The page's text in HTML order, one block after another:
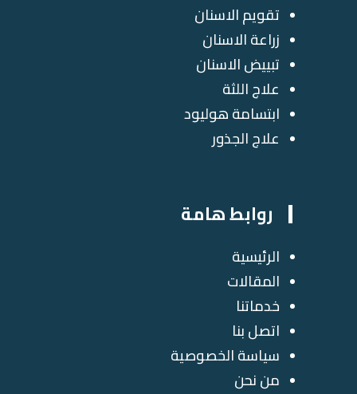
تقويم الاسنان
زراعة الاسنان
تبييض الاسنان
علاج اللثة
ابتسامة هوليود
علاج الجذور
روابط هامة
الرئيسية
المقالات
خدماتنا
اتصل بنا
سياسة الخصوصية
من نحن